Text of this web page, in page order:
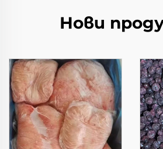
Нови